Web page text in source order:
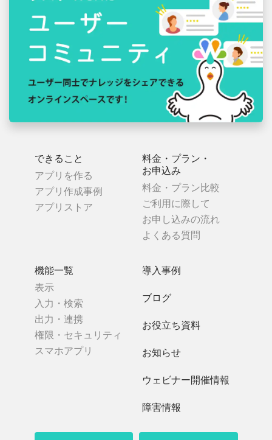
できること
アプリを作る
アプリ作成事例
アプリストア
機能一覧
表示
入力・検索
出力・連携
権限・セキュリティ
スマホアプリ
料金・プラン・
お申込み
料金・プラン比較
ご利用に際して
お申し込みの流れ
よくある質問
導入事例
ブログ
お役立ち資料
お知らせ
ウェビナー開催情報
障害情報